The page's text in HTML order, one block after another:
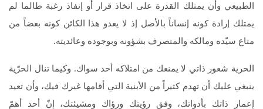
الطبيعي وأن يمتلك القدرة على اتخاذ قرار أو إنفاذ رغبة طالما لم
يمتلك إرادة كونه إنساناً بالأصل إذ لا يعدو هذا الكائن كونه بعضاً من
متاع سيّده ومالكه والمتصرف بشؤونه وبوجوده وعائديته.
الحرية شعور ذاتي لا يمنعك من امتلاكه أحد سواك. وكيما تنال الحرّية
ينبغي عليك أن تهدم كثيراً من الأبنية التي أقامها غيرك فيك، وأن تعيد
إعمار ذاتك بأدواتك، وفق رؤيتك ورؤاك ومشيئتك، إنّ أحد أهمّ